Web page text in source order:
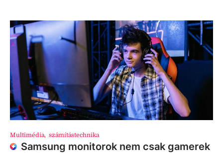
Multimédia, számítástechnika
Samsung monitorok nem csak gamerek